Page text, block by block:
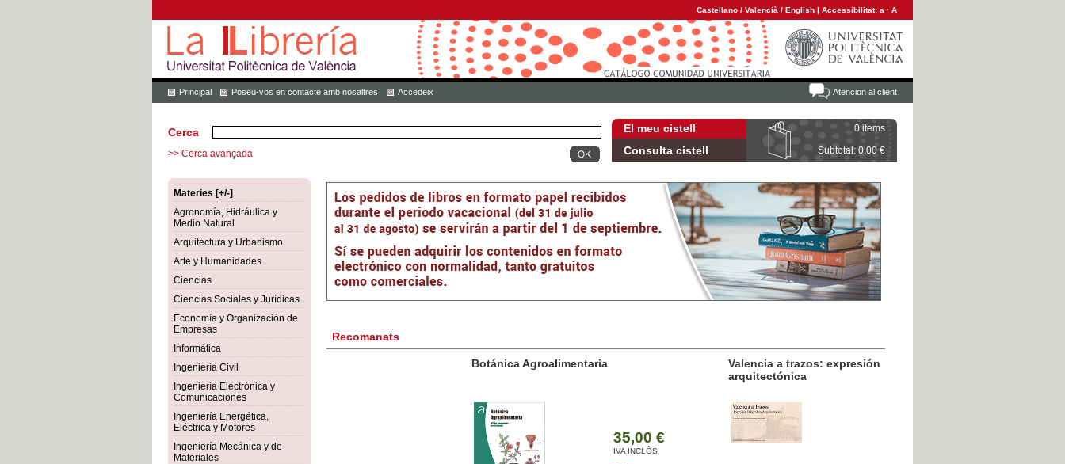
Castellano / Valencià / English | Accessibilitat: a · A
Atencion al client
Principal Poseu-vos en contacte amb nosaltres Accedeix
El meu cistell 0 items
Consulta cistell Subtotal: 0,00 €
Cerca
>> Cerca avançada
Materies [+/-]
Agronomía, Hidráulica y
Medio Natural
Arquitectura y Urbanismo
Arte y Humanidades
Ciencias
Ciencias Sociales y Jurídicas
Economía y Organización de
Empresas
Informática
Ingeniería Civil
Ingeniería Electrónica y
Comunicaciones
Ingeniería Energética,
Eléctrica y Motores
Ingeniería Mecánica y de
Materiales
Recomanats
35,00 €
IVA INCLÒS
Valencia a trazos: expresión poligráfica